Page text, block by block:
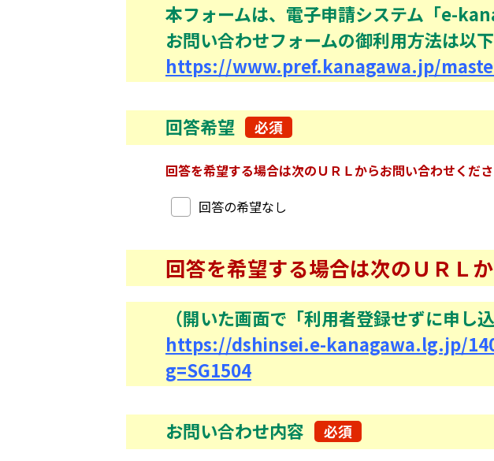
本フォームは、電子申請システム「e-
お問い合わせフォームの御利用方法は以
https://www.pref.kanagawa.jp/
回答希望 必須
回答を希望する場合は次のＵＲＬからお問い合わせくださ
回答希望回答の希望なし
回答を希望する場合は次のＵＲＬ
（開いた画面で「利用者登録せずに申し
https://dshinsei.e-kanagawa.lg.jp/
g=SG1504
お問い合わせ内容 必須